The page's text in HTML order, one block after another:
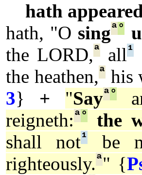
hath
hath, "O singª°
the LORD,ª all¹
the heathen,ªhis
3} + "Sayª°
reigneth:ª° the
shall not¹ be
righteously.ª" {